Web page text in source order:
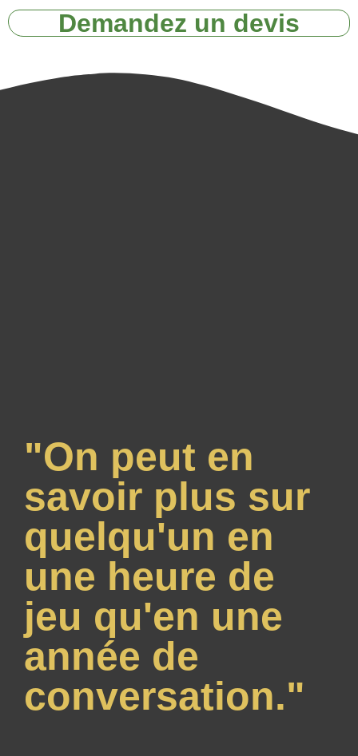
Demandez un devis
"On peut en
savoir plus sur
quelqu'un en
une heure de
jeu qu'en une
année de
conversation."